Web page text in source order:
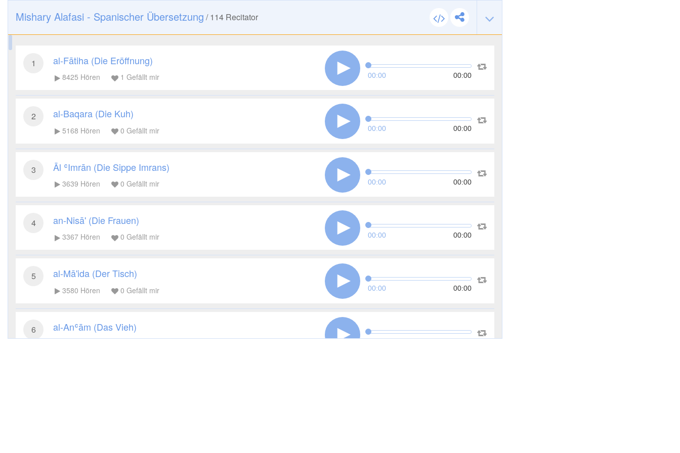
Mishary Alafasi - Spanischer Übersetzung /114 Recitator
1 al-Fātiha (Die Eröffnung)
8425 Hören 1 Gefällt mir 00:00 00:00
2 al-Baqara (Die Kuh)
5168 Hören 0 Gefällt mir 00:00 00:00
3 Āl ʿImrān (Die Sippe Imrans)
3639 Hören 0 Gefällt mir 00:00 00:00
4 an-Nisā' (Die Frauen)
3367 Hören 0 Gefällt mir 00:00 00:00
5 al-Mā'ida (Der Tisch)
3580 Hören 0 Gefällt mir 00:00 00:00
6 al-Anʿām (Das Vieh)
00:00 00:00